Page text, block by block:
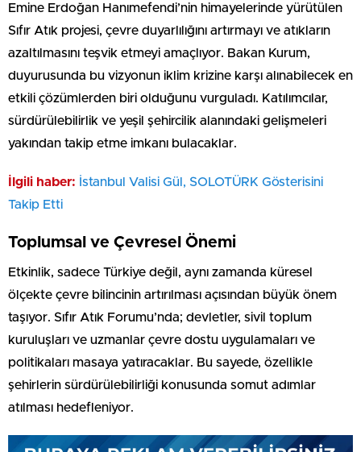
Emine Erdoğan Hanımefendi’nin himayelerinde yürütülen
Sıfır Atık projesi, çevre duyarlılığını artırmayı ve atıkların
azaltılmasını teşvik etmeyi amaçlıyor. Bakan Kurum,
duyurusunda bu vizyonun iklim krizine karşı alınabilecek en
etkili çözümlerden biri olduğunu vurguladı. Katılımcılar,
sürdürülebilirlik ve yeşil şehircilik alanındaki gelişmeleri
yakından takip etme imkanı bulacaklar.
İlgili haber: İstanbul Valisi Gül, SOLOTÜRK Gösterisini
Takip Etti
Toplumsal ve Çevresel Önemi
Etkinlik, sadece Türkiye değil, aynı zamanda küresel
ölçekte çevre bilincinin artırılması açısından büyük önem
taşıyor. Sıfır Atık Forumu’nda; devletler, sivil toplum
kuruluşları ve uzmanlar çevre dostu uygulamaları ve
politikaları masaya yatıracaklar. Bu sayede, özellikle
şehirlerin sürdürülebilirliği konusunda somut adımlar
atılması hedefleniyor.